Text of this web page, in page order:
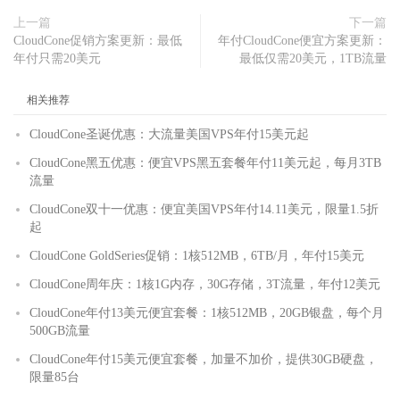
上一篇
CloudCone促销方案更新：最低
年付只需20美元
下一篇
年付CloudCone便宜方案更新：
最低仅需20美元，1TB流量
相关推荐
CloudCone圣诞优惠：大流量美国VPS年付15美元起
CloudCone黑五优惠：便宜VPS黑五套餐年付11美元起，每月3TB
流量
CloudCone双十一优惠：便宜美国VPS年付14.11美元，限量1.5折
起
CloudCone GoldSeries促销：1核512MB，6TB/月，年付15美元
CloudCone周年庆：1核1G内存，30G存储，3T流量，年付12美元
CloudCone年付13美元便宜套餐：1核512MB，20GB银盘，每个月
500GB流量
CloudCone年付15美元便宜套餐，加量不加价，提供30GB硬盘，
限量85台